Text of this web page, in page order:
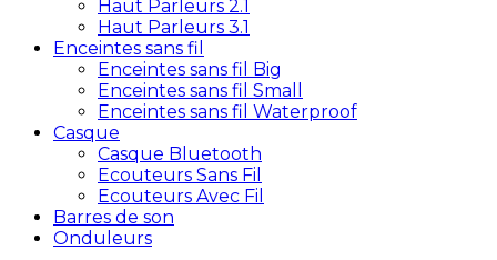
Haut Parleurs 2.1
Haut Parleurs 3.1
Enceintes sans fil
Enceintes sans fil Big
Enceintes sans fil Small
Enceintes sans fil Waterproof
Casque
Casque Bluetooth
Ecouteurs Sans Fil
Ecouteurs Avec Fil
Barres de son
Onduleurs